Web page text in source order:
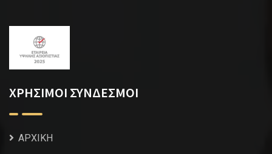
ΧΡΗΣΙΜΟΙ ΣΥΝΔΕΣΜΟΙ
ΑΡΧΙΚΗ